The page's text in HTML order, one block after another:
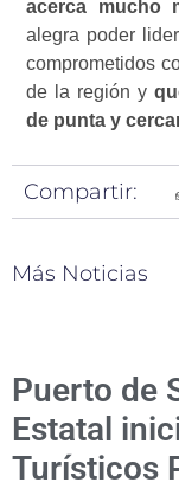
acerca mucho
alegra poder
comprometidos
de la región y
de punta y
Compartir:
Más Noticias
Puerto de
Estatal
Turísticos